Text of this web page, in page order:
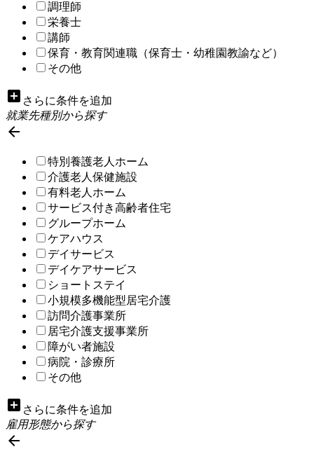
調理師
栄養士
講師
保育・教育関連職（保育士・幼稚園教諭など）
その他
add_box さらに条件を追加
就業先種別から探す

特別養護老人ホーム
介護老人保健施設
有料老人ホーム
サービス付き高齢者住宅
グループホーム
ケアハウス
デイサービス
デイケアサービス
ショートステイ
小規模多機能型居宅介護
訪問介護事業所
居宅介護支援事業所
障がい者施設
病院・診療所
その他
add_box さらに条件を追加
雇用形態から探す
